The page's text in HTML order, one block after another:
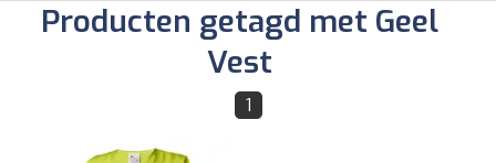
Producten getagd met Geel
Vest
1